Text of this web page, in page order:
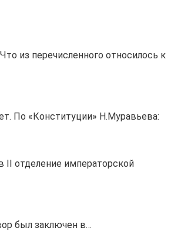
из перечисленного относилось к
По «Конституции» Н.Муравьева:
II отделение императорской
был заключен в…